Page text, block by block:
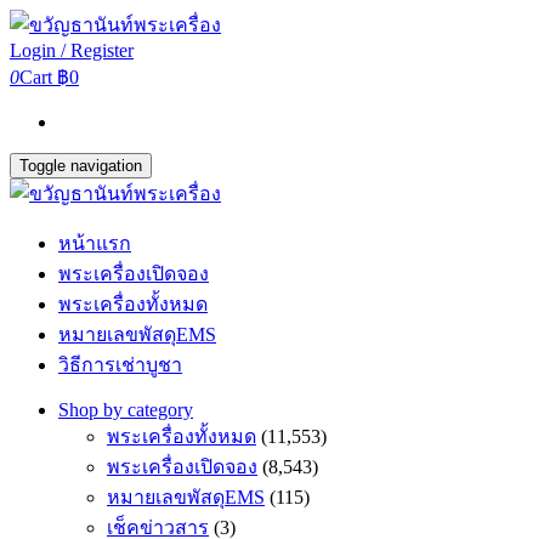
Login / Register
0Cart ฿0
Toggle navigation
หน้าแรก
พระเครื่องเปิดจอง
พระเครื่องทั้งหมด
หมายเลขพัสดุEMS
วิธีการเช่าบูชา
Shop by category
พระเครื่องทั้งหมด (11,553)
พระเครื่องเปิดจอง (8,543)
หมายเลขพัสดุEMS (115)
เช็คข่าวสาร (3)